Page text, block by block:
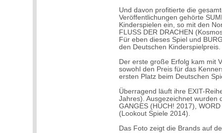
Und davon profitierte die
Veröffentlichungen gehörte
Kinderspielen ein, so mit den
FLUSS DER DRACHEN
Für eben dieses Spiel und
den Deutschen Kinderspielpreis.
Der erste große Erfolg kam mit
sowohl den Preis für das
ersten Platz beim Deutschen
Überragend läuft ihre EXIT-
Jahres). Ausgezeichnet wurden
GANGES (HUCH! 2017),
(Lookout Spiele 2014).
Das Foto zeigt die Brands auf